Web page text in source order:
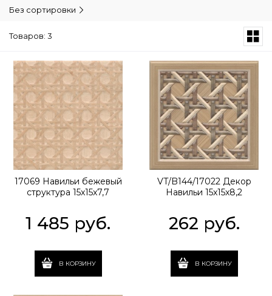
Без сортировки
Товаров: 3
17069 Навильи бежевый
структура 15x15x7,7
1 485 руб.
В КОРЗИНУ
VT/B144/17022 Декор
Навильи 15x15x8,2
262 руб.
В КОРЗИНУ